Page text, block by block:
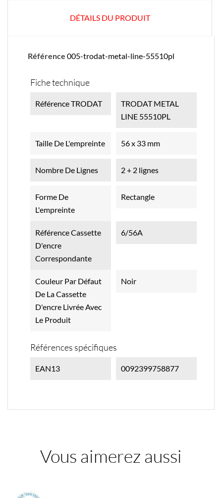
DÉTAILS DU PRODUIT
Référence 005-trodat-metal-line-55510pl
Fiche technique
Référence TRODAT
TRODAT METAL
LINE 55510PL
Taille De L'empreinte 56 x 33 mm
Nombre De Lignes 2 + 2 lignes
Forme De
L'empreinte
Rectangle
Référence Cassette
D'encre
Correspondante
6/56A
Couleur Par Défaut
De La Cassette
D'encre Livrée Avec
Le Produit
Noir
Références spécifiques
EAN13 0092399758877
Vous aimerez aussi